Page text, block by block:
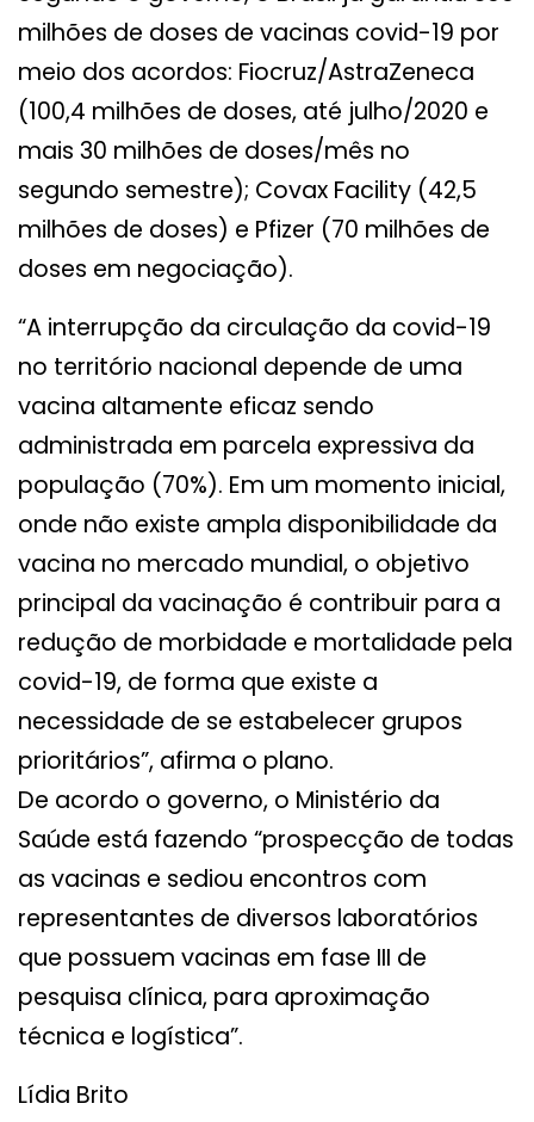
milhões de doses de vacinas covid-19 por
meio dos acordos: Fiocruz/AstraZeneca
(100,4 milhões de doses, até julho/2020 e
mais 30 milhões de doses/mês no
segundo semestre); Covax Facility (42,5
milhões de doses) e Pfizer (70 milhões de
doses em negociação).
“A interrupção da circulação da covid-19
no território nacional depende de uma
vacina altamente eficaz sendo
administrada em parcela expressiva da
população (70%). Em um momento inicial,
onde não existe ampla disponibilidade da
vacina no mercado mundial, o objetivo
principal da vacinação é contribuir para a
redução de morbidade e mortalidade pela
covid-19, de forma que existe a
necessidade de se estabelecer grupos
prioritários”, afirma o plano.
De acordo o governo, o Ministério da
Saúde está fazendo “prospecção de todas
as vacinas e sediou encontros com
representantes de diversos laboratórios
que possuem vacinas em fase III de
pesquisa clínica, para aproximação
técnica e logística”.
Lídia Brito